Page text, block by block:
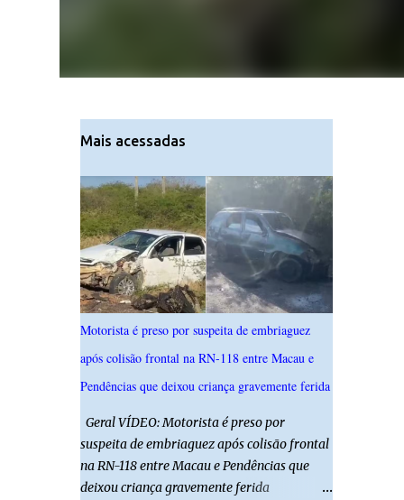
Mais acessadas
Motorista é preso por suspeita de embriaguez
após colisão frontal na RN-118 entre Macau e
Pendências que deixou criança gravemente ferida
Geral VÍDEO: Motorista é preso por
suspeita de embriaguez após colisão frontal
na RN-118 entre Macau e Pendências que
deixou criança gravemente ferida